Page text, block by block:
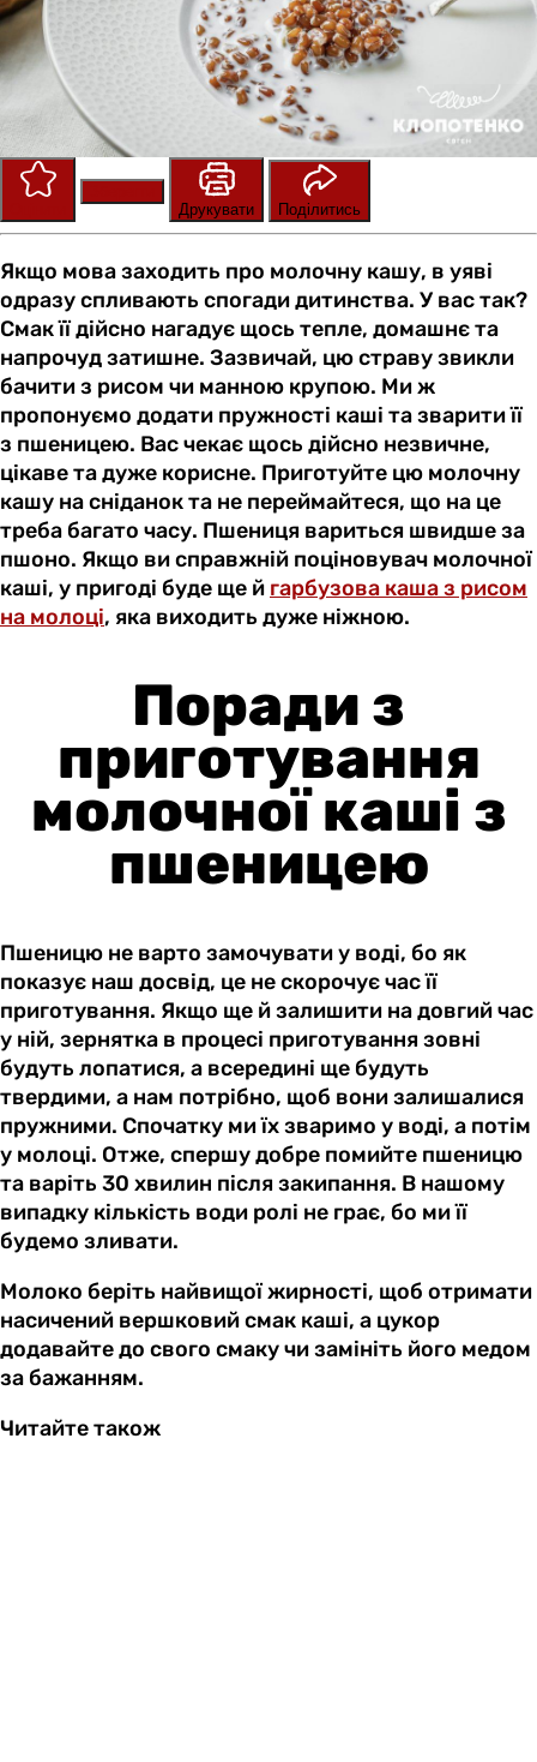
Друкувати
Поділитись
Якщо мова заходить про молочну кашу, в уяві
одразу спливають спогади дитинства. У вас так?
Смак її дійсно нагадує щось тепле, домашнє та
напрочуд затишне. Зазвичай, цю страву звикли
бачити з рисом чи манною крупою. Ми ж
пропонуємо додати пружності каші та зварити її
з пшеницею. Вас чекає щось дійсно незвичне,
цікаве та дуже корисне. Приготуйте цю молочну
кашу на сніданок та не переймайтеся, що на це
треба багато часу. Пшениця вариться швидше за
пшоно. Якщо ви справжній поціновувач молочної
каші, у пригоді буде ще й гарбузова каша з рисом
на молоці, яка виходить дуже ніжною.
Поради з
приготування
молочної каші з
пшеницею
Пшеницю не варто замочувати у воді, бо як
показує наш досвід, це не скорочує час її
приготування. Якщо ще й залишити на довгий час
у ній, зернятка в процесі приготування зовні
будуть лопатися, а всередині ще будуть
твердими, а нам потрібно, щоб вони залишалися
пружними. Спочатку ми їх зваримо у воді, а потім
у молоці. Отже, спершу добре помийте пшеницю
та варіть 30 хвилин після закипання. В нашому
випадку кількість води ролі не грає, бо ми її
будемо зливати.
Молоко беріть найвищої жирності, щоб отримати
насичений вершковий смак каші, а цукор
додавайте до свого смаку чи замініть його медом
за бажанням.
Читайте також